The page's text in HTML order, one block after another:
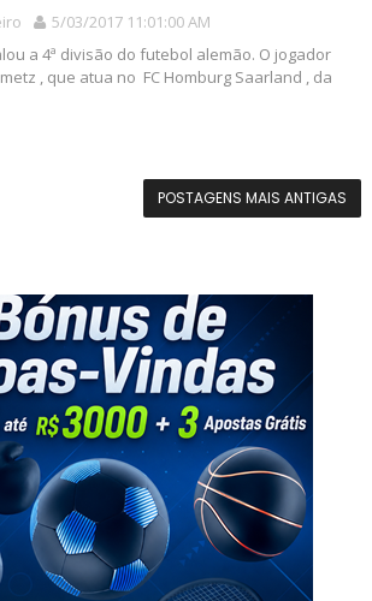
5/03/2017 11:01:00 AM
a 4ª divisão do futebol alemão. O jogador
, que atua no FC Homburg Saarland , da
POSTAGENS MAIS ANTIGAS